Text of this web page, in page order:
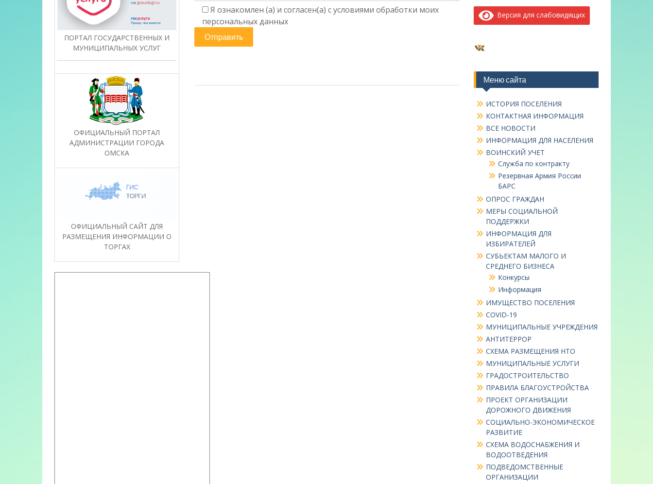
Я ознакомлен (а) и согласен(а) с условиями обработки моих
персональных данных
Версия для слабовидящих
ВКонтакте
Меню сайта
ИСТОРИЯ ПОСЕЛЕНИЯ
КОНТАКТНАЯ ИНФОРМАЦИЯ
ВСЕ НОВОСТИ
ИНФОРМАЦИЯ ДЛЯ НАСЕЛЕНИЯ
ВОИНСКИЙ УЧЕТ
Служба по контракту
Резервная Армия России
БАРС
ОПРОС ГРАЖДАН
МЕРЫ СОЦИАЛЬНОЙ
ПОДДЕРЖКИ
ИНФОРМАЦИЯ ДЛЯ
ИЗБИРАТЕЛЕЙ
СУБЬЕКТАМ МАЛОГО И
СРЕДНЕГО БИЗНЕСА
Конкурсы
Информация
ИМУЩЕСТВО ПОСЕЛЕНИЯ
COVID-19
МУНИЦИПАЛЬНЫЕ УЧРЕЖДЕНИЯ
АНТИТЕРРОР
СХЕМА РАЗМЕЩЕНИЯ НТО
МУНИЦИПАЛЬНЫЕ УСЛУГИ
ГРАДОСТРОИТЕЛЬСТВО
ПРАВИЛА БЛАГОУСТРОЙСТВА
ПРОЕКТ ОРГАНИЗАЦИИ
ДОРОЖНОГО ДВИЖЕНИЯ
СОЦИАЛЬНО-ЭКОНОМИЧЕСКОЕ
РАЗВИТИЕ
СХЕМА ВОДОСНАБЖЕНИЯ И
ВОДООТВЕДЕНИЯ
ПОДВЕДОМСТВЕННЫЕ
ОРГАНИЗАЦИИ
ПОРТАЛ ГОСУДАРСТВЕННЫХ И
МУНИЦИПАЛЬНЫХ УСЛУГ
ОФИЦИАЛЬНЫЙ ПОРТАЛ
АДМИНИСТРАЦИИ ГОРОДА
ОМСКА
ОФИЦИАЛЬНЫЙ САЙТ ДЛЯ
РАЗМЕЩЕНИЯ ИНФОРМАЦИИ О
ТОРГАХ